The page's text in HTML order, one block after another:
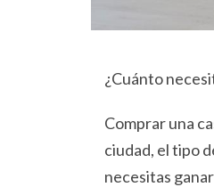
¿Cuánto
Comprar una
ciudad, el tipo
necesitas